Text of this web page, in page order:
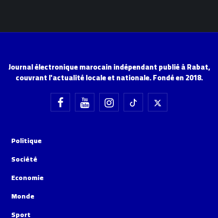
Journal électronique marocain indépendant publié à Rabat,
couvrant l'actualité locale et nationale. Fondé en 2018.
Politique
Société
Economie
Monde
Sport